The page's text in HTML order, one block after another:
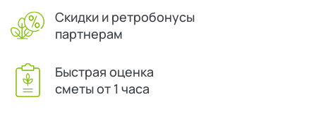
Скидки и ретробонусы
партнерам
Быстрая оценка
сметы от 1 часа